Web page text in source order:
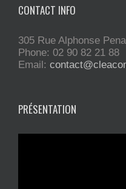
CONTACT INFO
305 Rue Alphonse
Phone: 02 90 82 21 88
Email:
PRÉSENTATION